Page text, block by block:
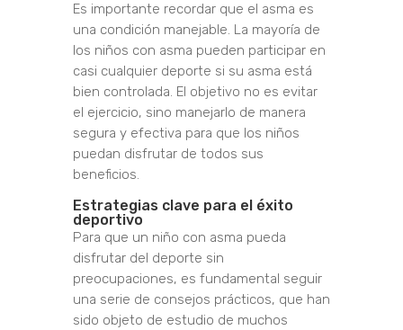
Es importante recordar que el asma es
una condición manejable. La mayoría de
los niños con asma pueden participar en
casi cualquier deporte si su asma está
bien controlada. El objetivo no es evitar
el ejercicio, sino manejarlo de manera
segura y efectiva para que los niños
puedan disfrutar de todos sus
beneficios.
Estrategias clave para el éxito
deportivo
Para que un niño con asma pueda
disfrutar del deporte sin
preocupaciones, es fundamental seguir
una serie de consejos prácticos, que han
sido objeto de estudio de muchos